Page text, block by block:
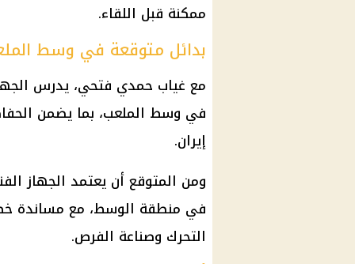
ممكنة قبل اللقاء.
بدائل متوقعة في وسط
مع غياب حمدي فتحي، يدرس
في وسط الملعب، بما يضمن
إيران.
ومن المتوقع أن يعتمد الجهاز
في منطقة الوسط، مع مساندة خط
التحرك وصناعة الفرص.